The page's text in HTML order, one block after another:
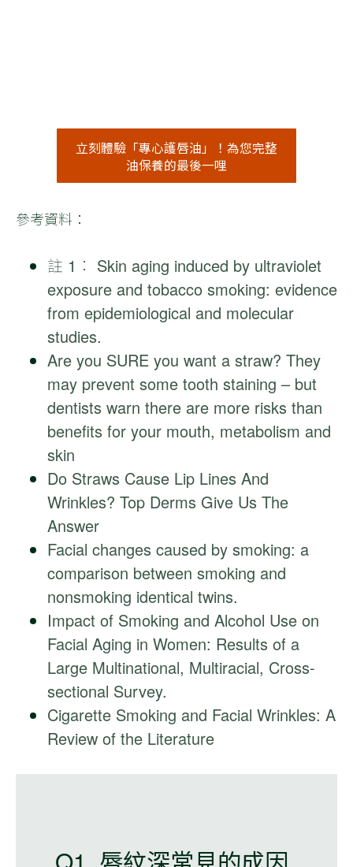
立刻體驗「專心護唇油」！為您完整
油保養的最後一哩
參考資料：
註 1： Skin aging induced by ultraviolet
exposure and tobacco smoking: evidence
from epidemiological and molecular
studies.
Are you SURE you want a straw? They
may prevent some tooth staining – but
dentists warn there are more risks than
benefits for your mouth, metabolism and
skin
Do Straws Cause Lip Lines And
Wrinkles? Top Derms Give Us The
Answer
Facial changes caused by smoking: a
comparison between smoking and
nonsmoking identical twins.
Impact of Smoking and Alcohol Use on
Facial Aging in Women: Results of a
Large Multinational, Multiracial, Cross-
sectional Survey.
Cigarette Smoking and Facial Wrinkles: A
Review of the Literature